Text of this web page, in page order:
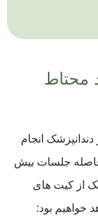
محتاط
انجام
فاصله جلسات بیش
از کیت ‌های
خواهیم بود: